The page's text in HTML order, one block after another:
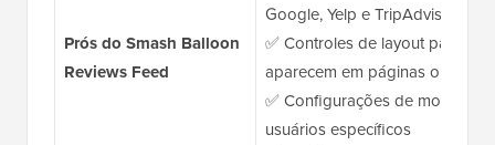
Prós do Smash Balloon
Reviews Feed
Google, Yelp e TripAdvisor
✅ Controles de layout para
aparecem em páginas ou
✅ Configurações de
usuários específicos